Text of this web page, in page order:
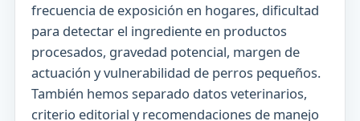
frecuencia de exposición en hogares, dificultad
para detectar el ingrediente en productos
procesados, gravedad potencial, margen de
actuación y vulnerabilidad de perros pequeños.
También hemos separado datos veterinarios,
criterio editorial y recomendaciones de manejo